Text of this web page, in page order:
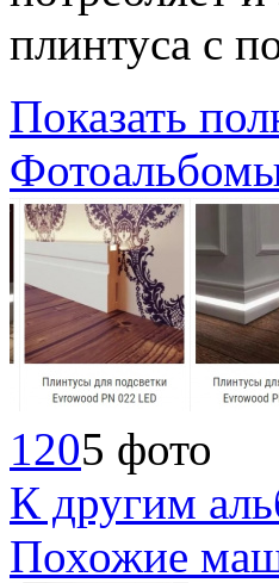
плинтуса с
Показать
1205 фото
К другим
Похожие